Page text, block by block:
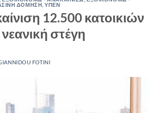
ΔΟΜΗΣΗ ,ΥΠΕΝ
12.500 κατοικιών
στέγη
FOTINI